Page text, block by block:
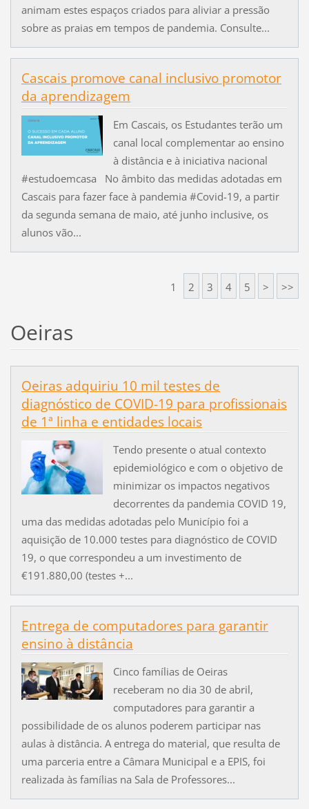
animam estes espaços criados para aliviar a pressão
sobre as praias em tempos de pandemia. Consulte...
Cascais promove canal inclusivo promotor
da aprendizagem
Em Cascais, os Estudantes terão um
canal local complementar ao ensino
à distância e à iniciativa nacional
#estudoemcasa No âmbito das medidas adotadas em
Cascais para fazer face à pandemia #Covid-19, a partir
da segunda semana de maio, até junho inclusive, os
alunos vão...
1 2 3 4 5 > >>
Oeiras
Oeiras adquiriu 10 mil testes de
diagnóstico de COVID-19 para profissionais
de 1ª linha e entidades locais
Tendo presente o atual contexto
epidemiológico e com o objetivo de
minimizar os impactos negativos
decorrentes da pandemia COVID 19,
uma das medidas adotadas pelo Município foi a
aquisição de 10.000 testes para diagnóstico de COVID
19, o que correspondeu a um investimento de
€191.880,00 (testes +...
Entrega de computadores para garantir
ensino à distância
Cinco famílias de Oeiras
receberam no dia 30 de abril,
computadores para garantir a
possibilidade de os alunos poderem participar nas
aulas à distância. A entrega do material, que resulta de
uma parceria entre a Câmara Municipal e a EPIS, foi
realizada às famílias na Sala de Professores...